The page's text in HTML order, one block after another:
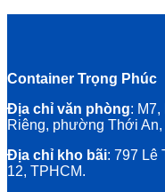
Container Trọng Phúc
Địa chỉ văn phòng:
Riêng, phường Thới An,
Địa chỉ kho bãi: 797 Lê
12, TPHCM.